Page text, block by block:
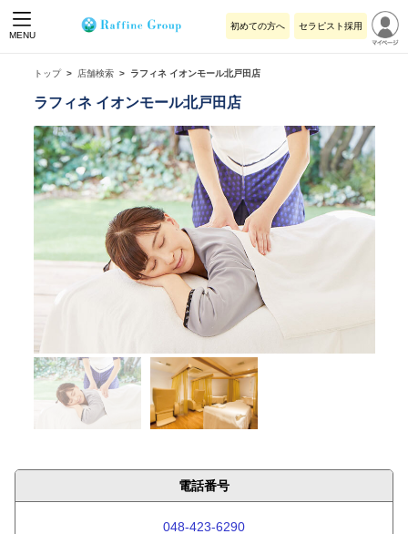
MENU
初めての方へ セラピスト採用
トップ 店舗検索 ラフィネ イオンモール北戸田店
ラフィネ イオンモール北戸田店
電話番号
048-423-6290